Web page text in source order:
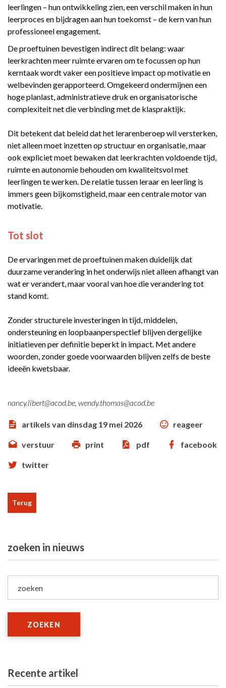
leerlingen – hun ontwikkeling zien, een verschil maken in hun
leerproces en bijdragen aan hun toekomst – de kern van hun
professioneel engagement.
De proeftuinen bevestigen indirect dit belang: waar
leerkrachten meer ruimte ervaren om te focussen op hun
kerntaak wordt vaker een positieve impact op motivatie en
welbevinden gerapporteerd. Omgekeerd ondermijnen een
hoge planlast, administratieve druk en organisatorische
complexiteit net die verbinding met de klaspraktijk.
Dit betekent dat beleid dat het lerarenberoep wil versterken,
niet alleen moet inzetten op structuur en organisatie, maar
ook expliciet moet bewaken dat leerkrachten voldoende tijd,
ruimte en autonomie behouden om kwaliteitsvol met
leerlingen te werken. De relatie tussen leraar en leerling is
immers geen bijkomstigheid, maar een centrale motor van
motivatie.
Tot slot
De ervaringen met de proeftuinen maken duidelijk dat
duurzame verandering in het onderwijs niet alleen afhangt van
wat er verandert, maar vooral van hoe die verandering tot
stand komt.
Zonder structurele investeringen in tijd, middelen,
ondersteuning en loopbaanperspectief blijven dergelijke
initiatieven per definitie beperkt in impact. Met andere
woorden, zonder goede voorwaarden blijven zelfs de beste
ideeën kwetsbaar.
nancy.libert@acod.be, wendy.thomas@acod.be
artikels van dinsdag 19 mei 2026 reageer
verstuur print pdf facebook
twitter
Terug
zoeken in nieuws
zoeken
ZOEKEN
Recente artikel